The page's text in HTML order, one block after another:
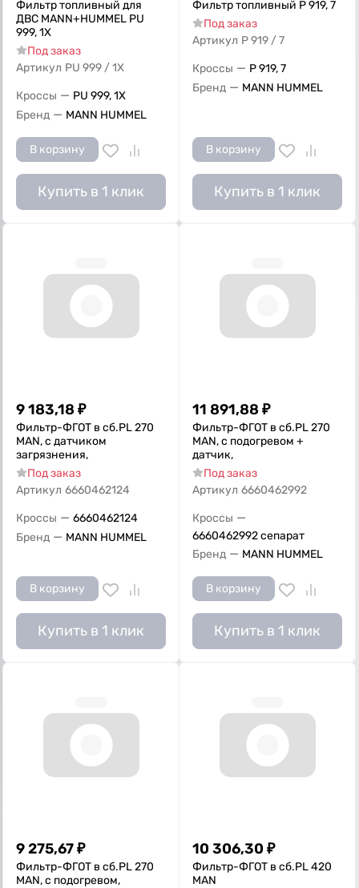
Фильтр топливный для
ДВС MANN+HUMMEL PU
999, 1X
Под заказ
Артикул PU 999 / 1X
Кроссы — PU 999, 1X
Бренд — MANN HUMMEL
В корзину
Купить в 1 клик
Фильтр топливный Р 919, 7
Под заказ
Артикул Р 919 / 7
Кроссы — Р 919, 7
Бренд — MANN HUMMEL
В корзину
Купить в 1 клик
9 183,18 ₽
Фильтр-ФГОТ в сб.PL 270
MAN, с датчиком
загрязнения,
Под заказ
Артикул 6660462124
Кроссы — 6660462124
Бренд — MANN HUMMEL
В корзину
Купить в 1 клик
11 891,88 ₽
Фильтр-ФГОТ в сб.PL 270
MAN, с подогревом +
датчик,
Под заказ
Артикул 6660462992
Кроссы —
6660462992 сепарат
Бренд — MANN HUMMEL
В корзину
Купить в 1 клик
9 275,67₽
Фильтр-ФГОТ в сб.PL 270
MAN, с подогревом,
10 306,30 ₽
Фильтр-ФГОТ в сб.PL 420
MAN